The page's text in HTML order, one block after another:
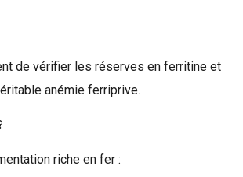
de vérifier les réserves en ferritine et
anémie ferriprive.
riche en fer :